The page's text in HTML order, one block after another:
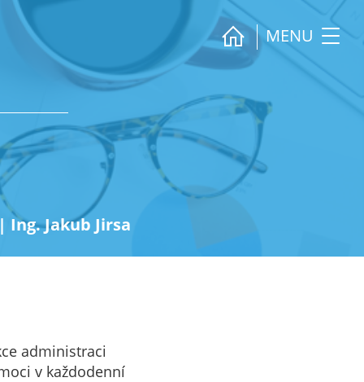
MENU
Ing. Jakub Jirsa
administraci
v každodenní